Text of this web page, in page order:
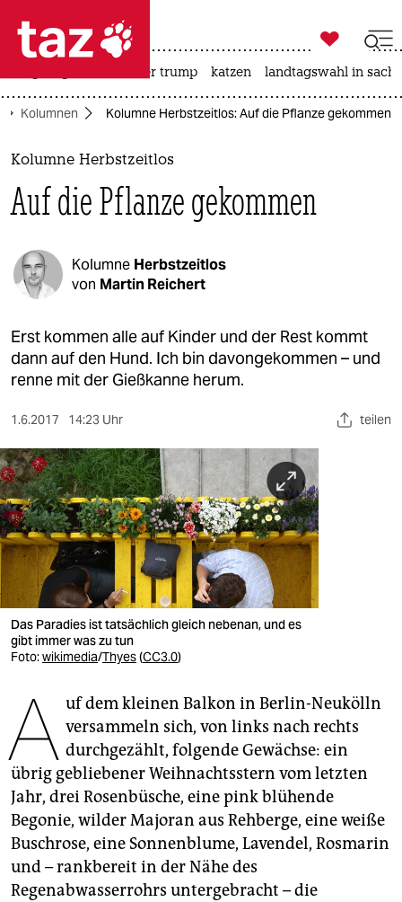
 taz zahl ich
taz zahl ich
themen
politik
öko
gesellschaft
kultur
sport
nord
wahrheit
verlag
verlag
veranstaltungen
shop
fragen & hilfe
unterstützen
abo
genossenschaft
epaper login

taz zahl ich
usa unter trump katzen landtagswahl in
Kolumnen Kolumne Herbstzeitlos: Auf die Pflanze gekommen
Kolumne Herbstzeitlos
Auf die Pflanze gekommen
Kolumne Herbstzeitlos
von Martin Reichert
Erst kommen alle auf Kinder und der Rest kommt
dann auf den Hund. Ich bin davongekommen – und
renne mit der Gießkanne herum.
1.6.2017 14:23 Uhr teilen
Das Paradies ist tatsächlich gleich nebenan, und es
gibt immer was zu tun
Foto:wikimedia/Thyes(CC3.0)
A uf dem kleinen Balkon in Berlin-Neukölln
versammeln sich, von links nach rechts
durchgezählt, folgende Gewächse: ein
übrig gebliebener Weihnachtsstern vom letzten
Jahr, drei Rosenbüsche, eine pink blühende
Begonie, wilder Majoran aus Rehberge, eine weiße
Buschrose, eine Sonnenblume, Lavendel, Rosmarin
und – rankbereit in der Nähe des
Regenabwasserrohrs untergebracht – die